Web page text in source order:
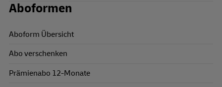
Aboformen
Aboform Übersicht
Abo verschenken
Prämienabo 12-Monate